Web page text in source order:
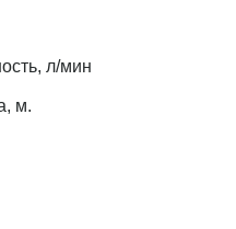
л/мин
м.